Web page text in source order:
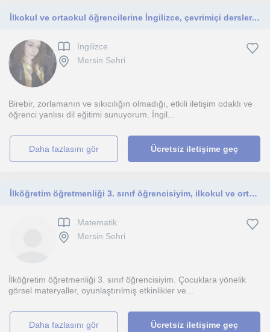
İlkokul ve ortaokul öğrencilerine İngilizce, çevrimiçi dersler, İngiliz Dilbilimi mezunu
Ingilizce
Mersin Sehri
Birebir, zorlamanın ve sıkıcılığın olmadığı, etkili iletişim odaklı ve
öğrenci yanlısı dil eğitimi sunuyorum. İngil...
daha fazlasını gör Ücretsiz iletişime geç
İlköğretim öğretmenliği 3. sınıf öğrencisiyim, ilkokul ve ortaokul öğrencilerine görsel ve eğlenceli dersler veriyorum.
Matematik
Mersin Sehri
İlköğretim öğretmenliği 3. sınıf öğrencisiyim. Çocuklara yönelik
görsel materyaller, oyunlaştırılmış etkinlikler ve...
daha fazlasını gör Ücretsiz iletişime geç